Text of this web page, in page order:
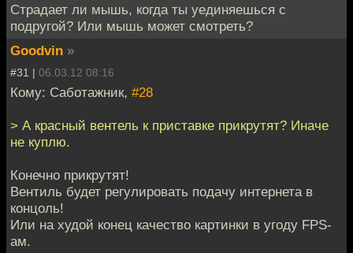
Страдает ли мышь, когда ты уединяешься с
подругой? Или мышь может смотреть?
Goodvin »
#31 | 06.03.12 08:16
Кому: Саботажник, #28
> А красный вентель к приставке прикрутят? Иначе
не куплю.
Конечно прикрутят!
Вентиль будет регулировать подачу интернета в
концоль!
Или на худой конец качество картинки в угоду FPS-
ам.